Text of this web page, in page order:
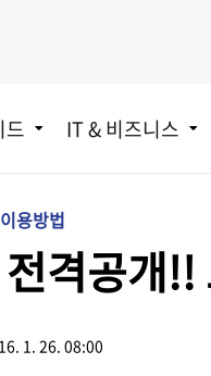
드 IT & 비즈니스
용방법
격공개!!
1. 26. 08:00